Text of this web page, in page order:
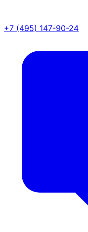
+7 (495) 147-90-24